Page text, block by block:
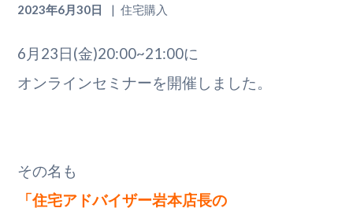
2023年6月30日 住宅購入
6月23日(金)20:00~21:00に
オンラインセミナーを開催しました。
その名も
「住宅アドバイザー岩本店長の